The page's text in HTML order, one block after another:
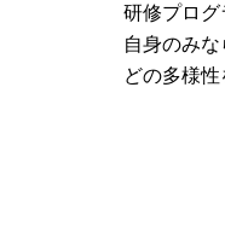
研修プログ
自身のみ
どの多様